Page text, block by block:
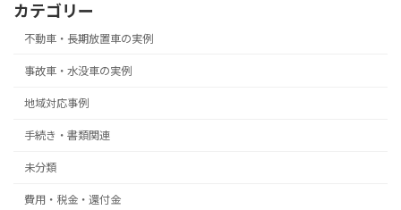
カテゴリー
不動車・長期放置車の実例
事故車・水没車の実例
地域対応事例
手続き・書類関連
未分類
費用・税金・還付金